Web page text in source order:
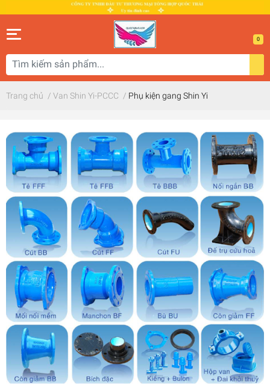
0
Trang chủ / Van Shin Yi-PCCC / Phụ kiện gang Shin Yi